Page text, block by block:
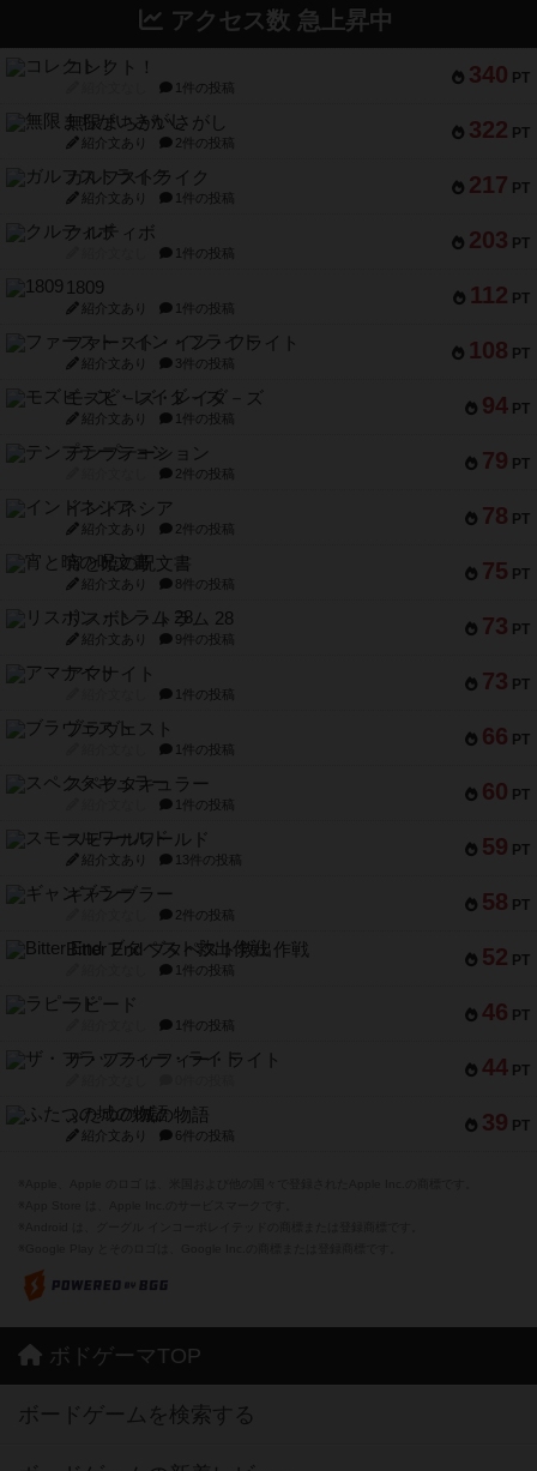
アクセス数 急上昇中
340 PT
コレクト！
1件の投稿
322 PT
無限まちがいさがし
紹介文あり 2件の投稿
217 PT
ガルフストライク
紹介文あり 1件の投稿
203 PT
クルティボ
1件の投稿
112 PT
1809
紹介文あり 1件の投稿
108 PT
ファースト・イン・フライト
紹介文あり 3件の投稿
94 PT
モズビ－ズ・レイダ－ズ
紹介文あり 1件の投稿
79 PT
テンプテーション
2件の投稿
78 PT
インドネシア
紹介文あり 2件の投稿
75 PT
宵と暁の呪文書
紹介文あり 8件の投稿
73 PT
リスボン・トラム 28
紹介文あり 9件の投稿
73 PT
アマナイト
1件の投稿
66 PT
ブラヴェスト
1件の投稿
60 PT
スペクタキュラー
1件の投稿
59 PT
スモールワールド
紹介文あり 13件の投稿
58 PT
ギャンブラー
2件の投稿
52 PT
Bitter End ブタペスト救出作戦
1件の投稿
46 PT
ラピード
1件の投稿
44 PT
ザ・フラッフィー・ライト
39 PT
ふたつの城の物語
紹介文あり 6件の投稿
ボドゲーマTOP
ボードゲームを検索する